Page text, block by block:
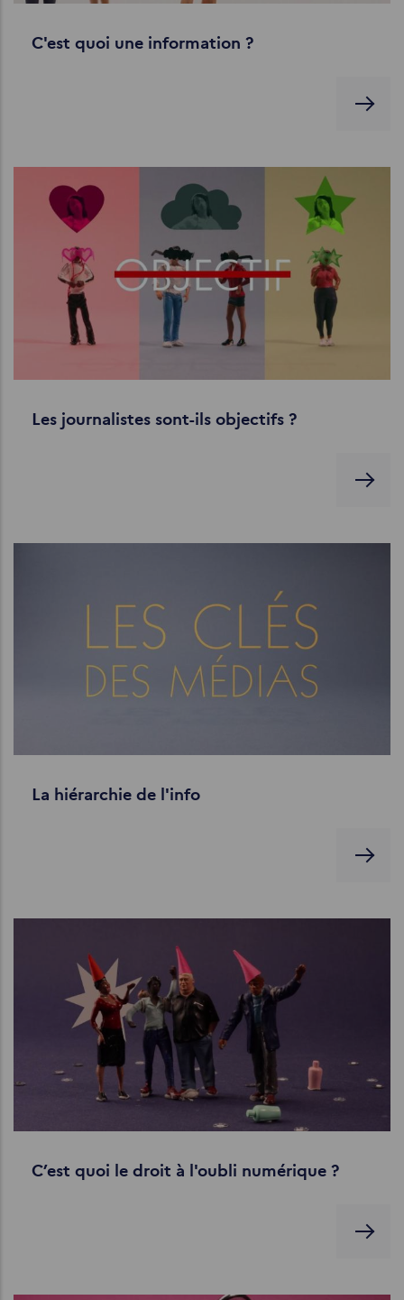
C'est quoi une information ?
Les journalistes sont-ils objectifs ?
La hiérarchie de l'info
C’est quoi le droit à l'oubli numérique ?